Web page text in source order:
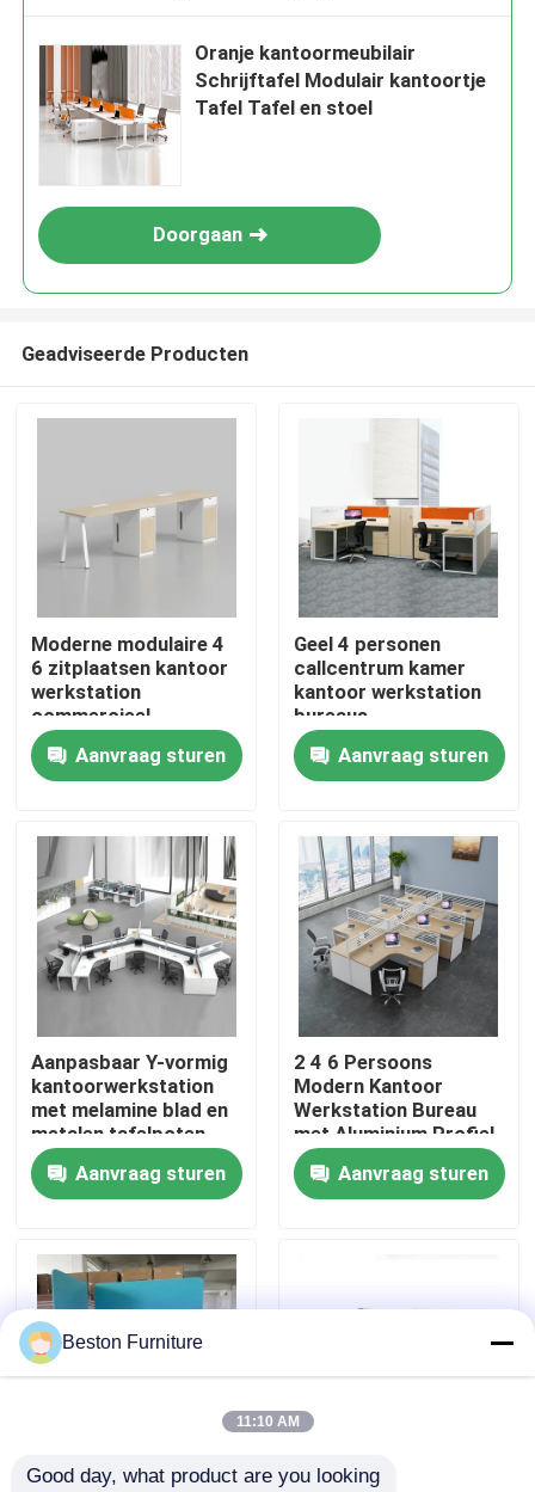
Producten
Over ons
Kwaliteitscontrole
Neem contact met ons op
Nieuws
Gevallen
Bureau Werkstation Bureaus
Oranje kantoormeubilair
Schrijftafel Modulair kantoortje
Tafel Tafel en stoel
Doorgaan
Geadviseerde Producten
Moderne modulaire 4
6 zitplaatsen kantoor
werkstation
commercieel
personeel kantoor
bureau met privacy
scherm
Aanvraag sturen
Geel 4 personen
callcentrum kamer
kantoor werkstation
bureaus
Aanvraag sturen
Aanpasbaar Y-vormig
kantoorwerkstation
met melamine blad en
metalen tafelpoten
Aanvraag sturen
2 4 6 Persoons
Modern Kantoor
Werkstation Bureau
met Aluminium Profiel
Stof Materiaal en
30mm Dik Paneel
Aanvraag sturen
Aanpasbare grootte Modulair werkstation
Beston Furniture
11:10 AM
Good day, what product are you looking